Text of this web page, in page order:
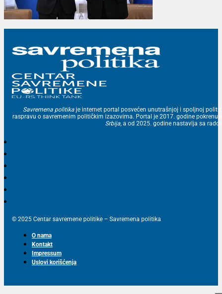
Savremena politika je internet portal posvećen unutrašnjoj i spoljnoj
raspravu o savremenim političkim izazovima. Portal je 2017. godine
Srbija, a od 2025. godine nastavlja sa
© 2025 Centar savremene politike – Savremena politika
O nama
Kontakt
Impressum
Uslovi korišćenja